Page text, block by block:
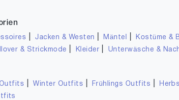
Jacken & Westen Mäntel Kostüme &
& Strickmode Kleider Unterwäsche &
|Winter Outfits Frühlings Outfits